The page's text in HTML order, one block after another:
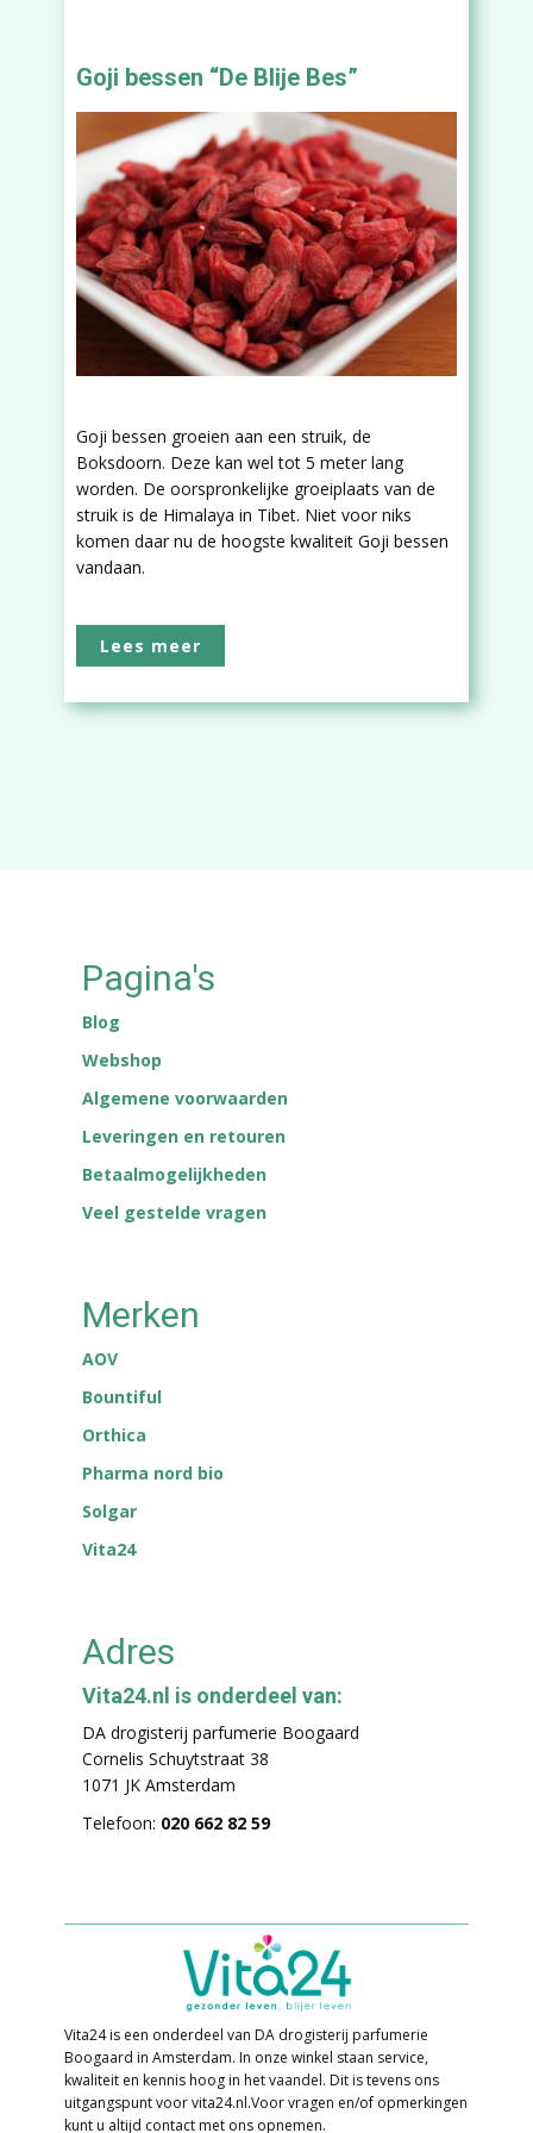
Goji bessen “De Blije Bes”
Goji bessen groeien aan een struik, de
Boksdoorn. Deze kan wel tot 5 meter lang
worden. De oorspronkelijke groeiplaats van de
struik is de Himalaya in Tibet. Niet voor niks
komen daar nu de hoogste kwaliteit Goji bessen
vandaan.
Lees meer
Pagina's
Blog
Webshop
Algemene voorwaarden
Leveringen en retouren
Betaalmogelijkheden
Veel gestelde vragen
Merken
AOV
Bountiful
Orthica
Pharma nord bio
Solgar
Vita24
Adres
Vita24.nl is onderdeel van:
DA drogisterij parfumerie Boogaard
Cornelis Schuytstraat 38
1071 JK Amsterdam
Telefoon: 020 662 82 59
Vita24 is een onderdeel van DA drogisterij parfumerie
Boogaard in Amsterdam. In o​nze winkel staan service,
kwaliteit en kennis hoog in het vaandel. Dit is tevens ons
uitgangspunt voor vita24.nl. ​Voor vragen en/of opmerkingen
kunt u altijd contact met ons opnemen.